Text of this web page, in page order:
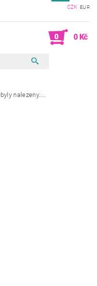
CZK EUR
0 0 Kč
nalezeny....